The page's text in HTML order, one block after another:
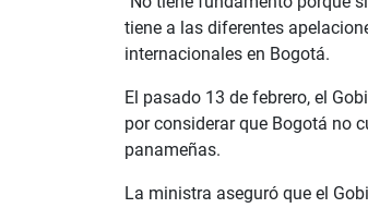
tiene a las diferentes
internacionales en Bogotá.
El pasado 13 de febrero, el
por considerar que Bogotá no
panameñas.
La ministra aseguró que el